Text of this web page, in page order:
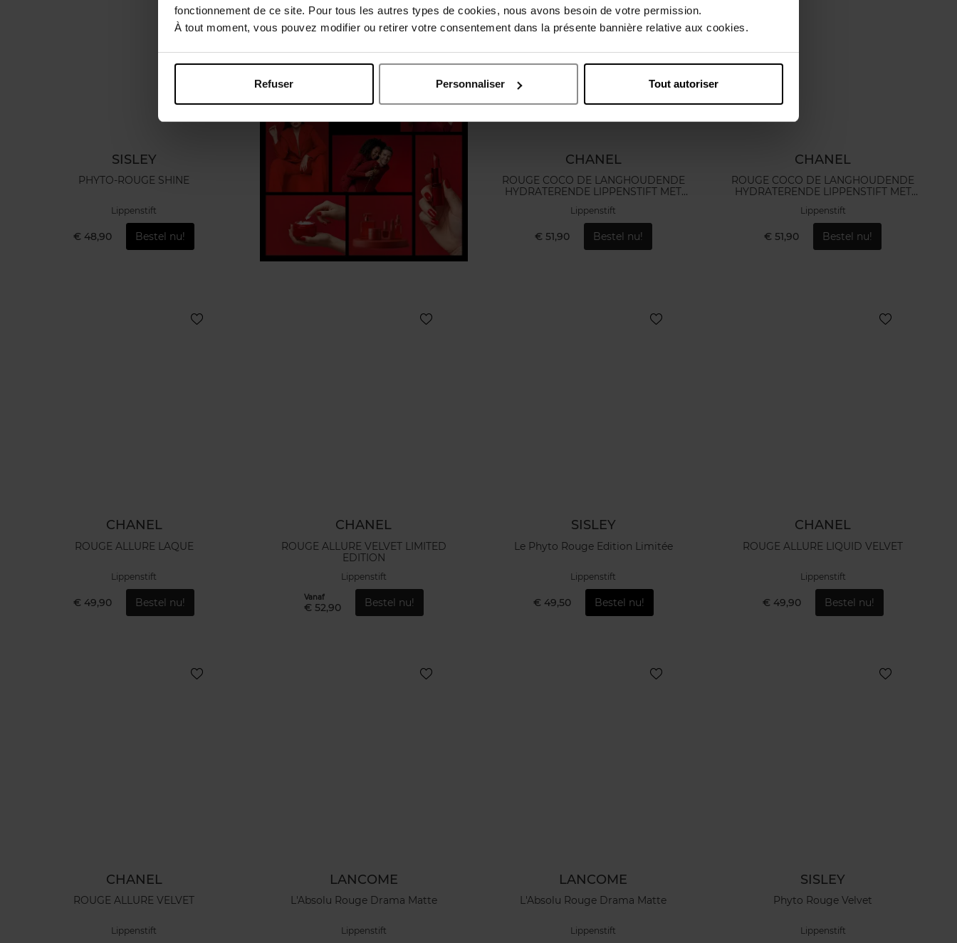
fonctionnement de ce site. Pour tous les autres types de cookies, nous avons besoin de votre permission.
À tout moment, vous pouvez modifier ou retirer votre consentement dans la présente bannière relative aux cookies.
Refuser Personnaliser Tout autoriser
SISLEY
PHYTO-ROUGE SHINE
Lippenstift
€ 48,90 Bestel nu!
CHANEL
ROUGE COCO DE LANGHOUDENDE
HYDRATERENDE LIPPENSTIFT MET
Lippenstift
€ 51,90 Bestel nu!
CHANEL
ROUGE COCO DE LANGHOUDENDE
HYDRATERENDE LIPPENSTIFT MET
Lippenstift
€ 51,90 Bestel nu!
CHANEL
ROUGE ALLURE LAQUE
Lippenstift
€ 49,90 Bestel nu!
CHANEL
ROUGE ALLURE VELVET LIMITED
EDITION
Lippenstift
Vanaf
€ 52,90 Bestel nu!
SISLEY
Le Phyto Rouge Edition Limitée
Lippenstift
€ 49,50 Bestel nu!
CHANEL
ROUGE ALLURE LIQUID VELVET
Lippenstift
€ 49,90 Bestel nu!
CHANEL
ROUGE ALLURE VELVET
Lippenstift
LANCOME
L'Absolu Rouge Drama Matte
Lippenstift
LANCOME
L'Absolu Rouge Drama Matte
Lippenstift
SISLEY
Phyto Rouge Velvet
Lippenstift